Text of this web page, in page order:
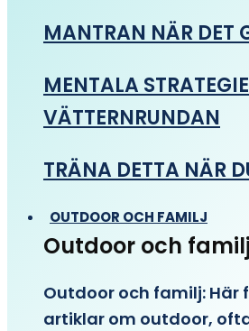
MANTRAN NÄR DET
MENTALA
VÄTTERNRUNDAN
TRÄNA DETTA NÄR
OUTDOOR OCH FAMILJ
Outdoor och familj
Outdoor och familj: Här
artiklar om outdoor,